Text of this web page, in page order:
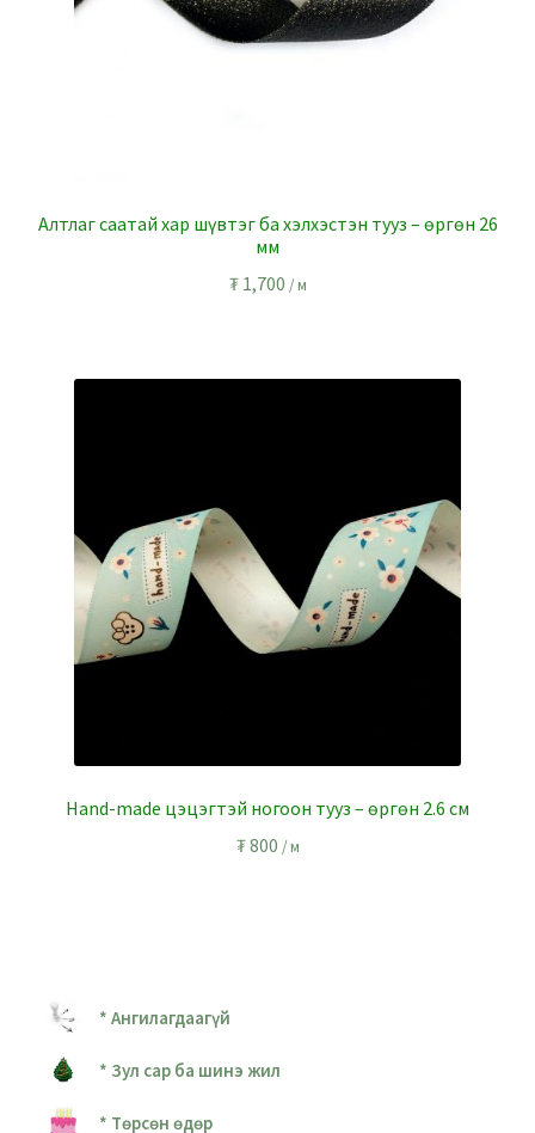
Алтлаг саатай хар шүвтэг ба хэлхэстэн тууз – өргөн 26
мм
₮1,700 / м
Hand-made цэцэгтэй ногоон тууз – өргөн 2.6 см
₮800 / м
* Ангилагдаагүй
* Зул сар ба шинэ жил
* Төрсөн өдөр